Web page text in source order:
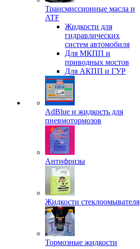
Трансмиссионные масла и
ATF
Жидкости для
гидравлических
систем автомобиля
Для МКПП и
приводных мостов
Для АКПП и ГУР
AdBlue и жидкость для
пневмотормозов
Антифризы
Жидкости стеклоомывателя
Тормозные жидкости